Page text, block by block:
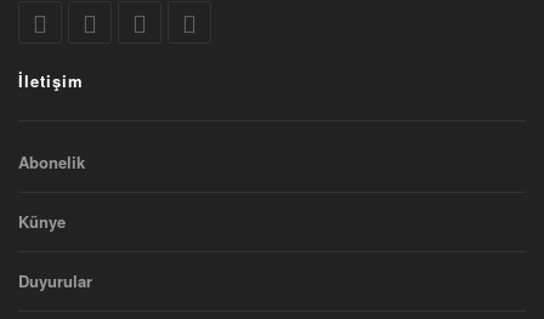
İletişim
Abonelik
Künye
Duyurular